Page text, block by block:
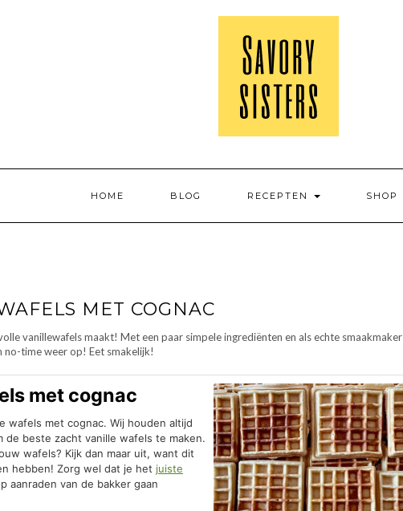
HOME BLOG RECEPTEN SHOP
MET COGNAC
vanillewafels maakt! Met een paar simpele ingrediënten en als echte smaakmaker
no-time weer op! Eet smakelijk!
met cognac
met cognac. Wij houden altijd
de beste zacht vanille wafels te maken.
wafels? Kijk dan maar uit, want dit
hebben! Zorg wel dat je het juiste
aanraden van de bakker gaan